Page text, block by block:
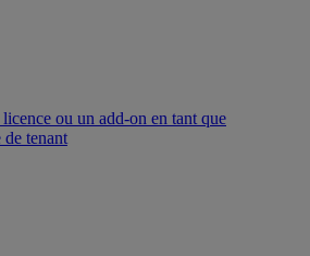
ou un add-on en tant que
de tenant